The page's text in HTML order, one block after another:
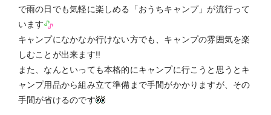
で雨の日でも気軽に楽しめる「おうちキャンプ」が流行って
います
キャンプになかなか行けない方でも、キャンプの雰囲気を楽
しむことが出来ます!!
また、なんといっても本格的にキャンプに行こうと思うとキ
ャンプ用品から組み立て準備まで手間がかかりますが、その
手間が省けるのです